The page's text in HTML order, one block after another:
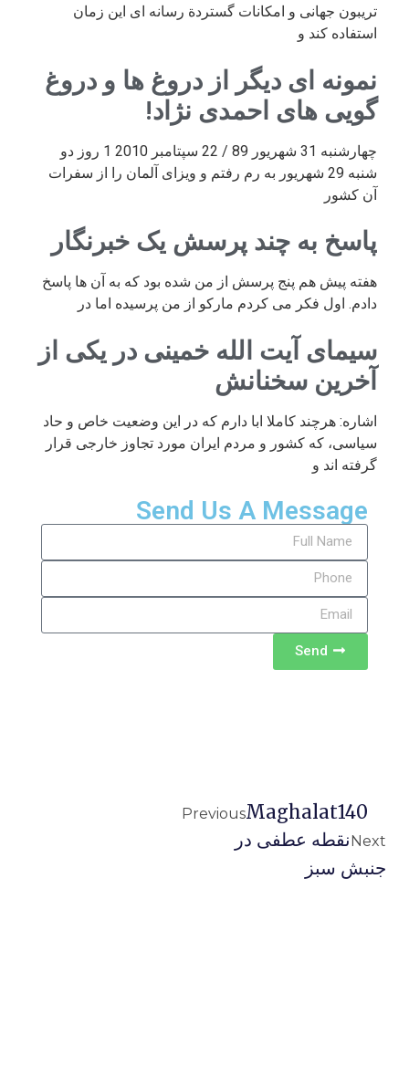
تریبون جهانی و امکانات گستردة رسانه ای این زمان
استفاده کند و
نمونه ای دیگر از دروغ ها و دروغ
گویی های احمدی نژاد!
چهارشنبه 31 شهریور 89 / 22 سپتامبر 2010 1 روز دو
شنبه 29 شهریور به رم رفتم و ویزای آلمان را از سفرات
آن کشور
پاسخ به چند پرسش یک خبرنگار
هفته پیش هم پنج پرسش از من شده بود که به آن ها پاسخ
دادم. اول فکر می کردم مارکو از من پرسیده اما در
سیمای آیت الله خمینی در یکی از
آخرین سخنانش
اشاره: هرچند کاملا ابا دارم که در این وضعیت خاص و حاد
سیاسی، که کشور و مردم ایران مورد تجاوز خارجی قرار
گرفته اند و
Send Us A Message
Send
PreviousMaghalat140
Nextنقطه عطفی در
جنبش سبز